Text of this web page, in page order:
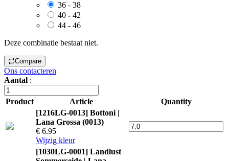
36 - 38
40 - 42
44 - 46
Deze combinatie bestaat niet.
Compare
Ons contacteren
Aantal :
Product Article
Quantity
[1216LG-0013] Bottoni |
Lana Grossa (0013)
€ 6.95
Wijzig kleur
[1030LG-0001] Landlust